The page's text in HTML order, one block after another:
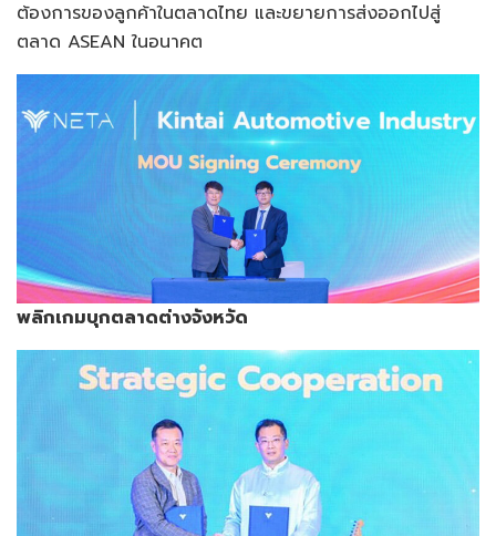
ต้องการของลูกค้าในตลาดไทย และขยายการส่งออกไปสู่
ตลาด ASEAN ในอนาคต
พลิกเกมบุกตลาดต่างจังหวัด